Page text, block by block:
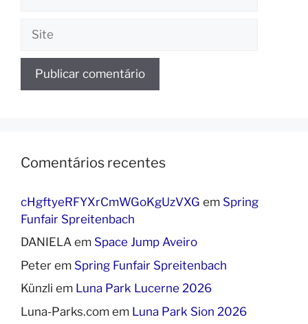
eletrónico
Comentários recentes
cHgftyeRFYXrCmWGoKgUzVXG em Spring
Funfair Spreitenbach
DANIELA em Space Jump Aveiro
Peter em Spring Funfair Spreitenbach
Künzli em Luna Park Lucerne 2026
Luna-Parks.com em Luna Park Sion 2026